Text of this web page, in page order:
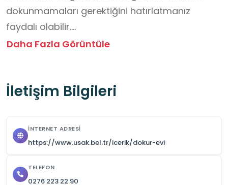
dokunmamaları gerektiğini hatırlatmanız
faydalı olabilir.
Dokuma sürecini gözlemlerken düzenli
Görevlilerin verdiği bilgileri dikkatle dinlemeleri
kullanılmasına özen gösteriniz.
öğrencilerin yalnız kalmamalarına dikkat ediniz.
Daha Fazla Görüntüle
İletişim Bilgileri
İNTERNET ADRESI
https://www.usak.bel.tr/icerik/dokur-evi
TELEFON
0276 223 22 90